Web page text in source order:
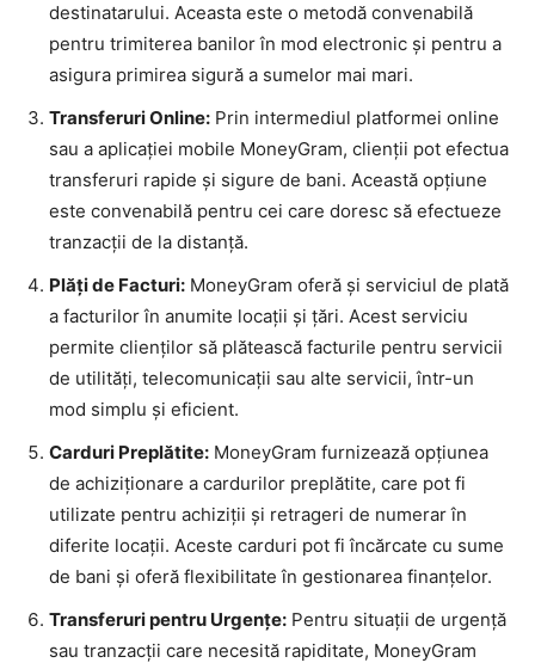
destinatarului. Aceasta este o metodă convenabilă
pentru trimiterea banilor în mod electronic și pentru a
asigura primirea sigură a sumelor mai mari.
Transferuri Online: Prin intermediul platformei online
sau a aplicației mobile MoneyGram, clienții pot efectua
transferuri rapide și sigure de bani. Această opțiune
este convenabilă pentru cei care doresc să efectueze
tranzacții de la distanță.
Plăți de Facturi: MoneyGram oferă și serviciul de plată
a facturilor în anumite locații și țări. Acest serviciu
permite clienților să plătească facturile pentru servicii
de utilități, telecomunicații sau alte servicii, într-un
mod simplu și eficient.
Carduri Preplătite: MoneyGram furnizează opțiunea
de achiziționare a cardurilor preplătite, care pot fi
utilizate pentru achiziții și retrageri de numerar în
diferite locații. Aceste carduri pot fi încărcate cu sume
de bani și oferă flexibilitate în gestionarea finanțelor.
Transferuri pentru Urgențe: Pentru situații de urgență
sau tranzacții care necesită rapiditate, MoneyGram